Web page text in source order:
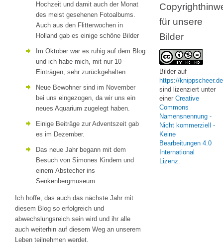
Hochzeit und damit auch der Monat
des meist gesehenen Fotoalbums.
Auch aus den Flitterwochen in
Holland gab es einige schöne Bilder
Im Oktober war es ruhig auf dem Blog
und ich habe mich, mit nur 10
Einträgen, sehr zurückgehalten
Neue Bewohner sind im November
bei uns eingezogen, da wir uns ein
neues Aquarium zugelegt haben.
Einige Beiträge zur Adventszeit gab
es im Dezember.
Das neue Jahr begann mit dem
Besuch von Simones Kindern und
einem Abstecher ins
Senkenbergmuseum.
Ich hoffe, das auch das nächste Jahr mit
diesem Blog so erfolgreich und
abwechslungsreich sein wird und ihr alle
auch weiterhin auf diesem Weg an unserem
Leben teilnehmen werdet.
für unsere
Bilder
Bilder auf
https://knippscheer.de
sind lizenziert unter
einer Creative
Commons
Namensnennung -
Nicht kommerziell -
Keine
Bearbeitungen 4.0
International
Lizenz.